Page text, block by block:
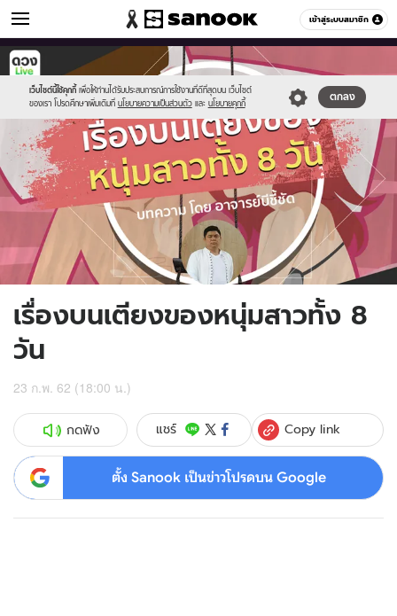
เข้าสู่ระบบสมาชิก
ดูดวง หมวดอื่นๆ
เว็บไซต์นี้ใช้คุกกี้ เพื่อให้ท่านได้รับประสบการณ์การใช้งานที่ดีที่สุดบน เว็บไซต์
ของเรา โปรดศึกษาเพิ่มเติมที่ นโยบายความเป็นส่วนตัว และ นโยบายคุกกี้
ตกลง
Sanook
//s.isanook.com/sr/0/images/logo-
new-
sanook.png
600
60
//s.isanook.com/ho/0/ud/31/155705/th.jpg
เรื่องบนเตียงของหนุ่มสาวทั้ง 8
วัน
23 ก.พ. 62 (18:00 น.)
กดฟัง แชร์ Copy link
ตั้ง Sanook เป็นข่าวโปรดบน Google